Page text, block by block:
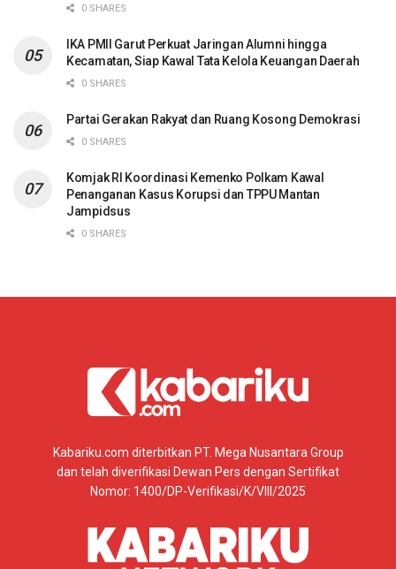
0 SHARES
IKA PMII Garut Perkuat Jaringan Alumni hingga
Kecamatan, Siap Kawal Tata Kelola Keuangan Daerah
0 SHARES
Partai Gerakan Rakyat dan Ruang Kosong Demokrasi
0 SHARES
Komjak RI Koordinasi Kemenko Polkam Kawal
Penanganan Kasus Korupsi dan TPPU Mantan
Jampidsus
0 SHARES
Kabariku.com diterbitkan PT. Mega Nusantara Group
dan telah diverifikasi Dewan Pers dengan Sertifikat
Nomor: 1400/DP-Verifikasi/K/VIII/2025